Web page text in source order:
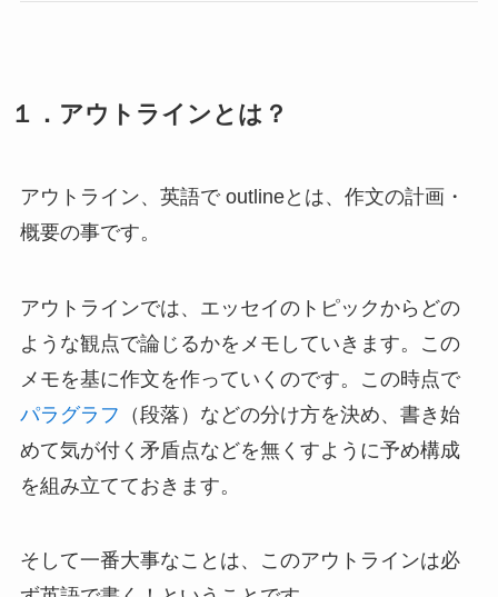
１．アウトラインとは？
アウトライン、英語で outlineとは、作文の計画・
概要の事です。
アウトラインでは、エッセイのトピックからどの
ような観点で論じるかをメモしていきます。この
メモを基に作文を作っていくのです。この時点で
パラグラフ （段落）などの分け方を決め、書き始
めて気が付く矛盾点などを無くすように予め構成
を組み立てておきます。
そして一番大事なことは、このアウトラインは必